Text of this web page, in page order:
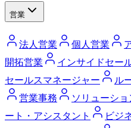
営業
法人営業 個人営業
開拓営業
インサイドセー
セールスマネージャー
ル
営業事務
ソリューショ
ート・アシスタント
ビジ